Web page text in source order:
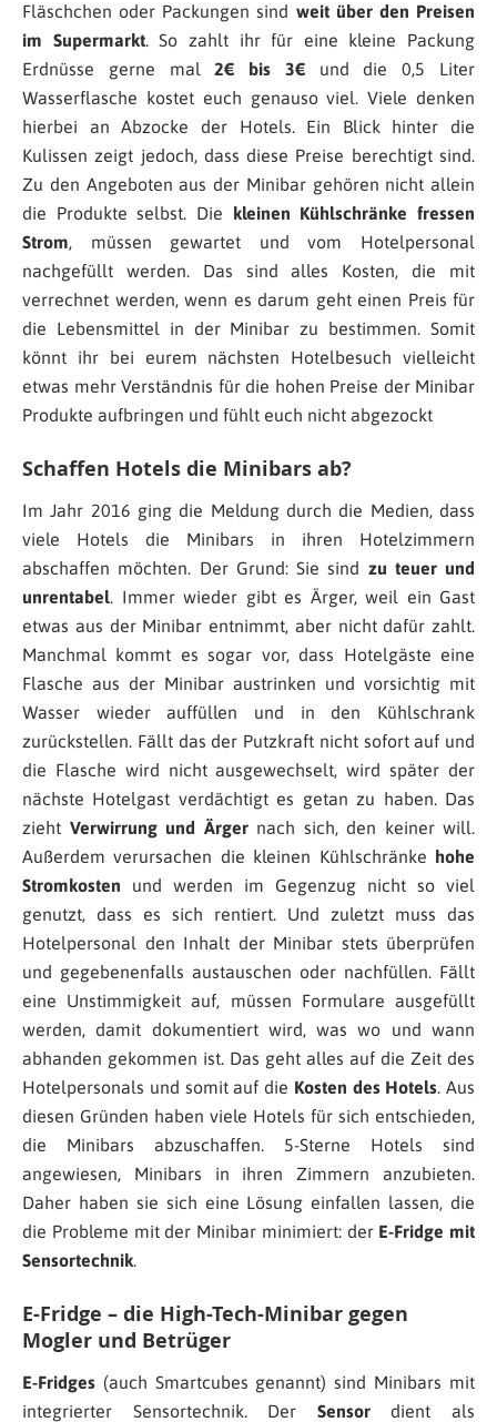
Fläschchen oder Packungen sind weit über den Preisen
im Supermarkt. So zahlt ihr für eine kleine Packung
Erdnüsse gerne mal2€ bis 3€und die 0,5 Liter
Wasserflasche kostet euch genauso viel. Viele denken
hierbei an Abzocke der Hotels. Ein Blick hinter die
Kulissen zeigt jedoch, dass diese Preise berechtigt sind.
Zu den Angeboten aus der Minibar gehören nicht allein
die Produkte selbst. Die
kleinen Kühlschränke fressen
Strom, müssen gewartet und vom Hotelpersonal
nachgefüllt werden. Das sind alles Kosten, die mit
verrechnet werden, wenn es darum geht einen Preis für
die Lebensmittel in der Minibar zu bestimmen. Somit
könnt ihr bei eurem nächsten Hotelbesuch vielleicht
etwas mehr Verständnis für die hohen Preise der Minibar
Produkte aufbringen und fühlt euch nicht abgezockt
Schaffen Hotels die Minibars ab?
Im Jahr 2016 ging die Meldung durch die Medien, dass
viele Hotels die Minibars in ihren Hotelzimmern
abschaffen möchten. Der Grund: Sie sind zu teuer und
unrentabel. Immer wieder gibt es Ärger, weil ein Gast
etwas aus der Minibar entnimmt, aber nicht dafür zahlt.
Manchmal kommt es sogar vor, dass Hotelgäste eine
Flasche aus der Minibar austrinken und vorsichtig mit
Wasser wieder auffüllen und in den Kühlschrank
zurückstellen. Fällt das der Putzkraft nicht sofort auf und
die Flasche wird nicht ausgewechselt, wird später der
nächste Hotelgast verdächtigt es getan zu haben. Das
zieht Verwirrung und Ärgernach sich, den keiner will.
Außerdem verursachen die kleinen Kühlschränke
hohe
Stromkosten und werden im Gegenzug nicht so viel
genutzt, dass es sich rentiert. Und zuletzt muss das
Hotelpersonal den Inhalt der Minibar stets überprüfen
und gegebenenfalls austauschen oder nachfüllen. Fällt
eine Unstimmigkeit auf, müssen Formulare ausgefüllt
werden, damit dokumentiert wird, was wo und wann
abhanden gekommen ist. Das geht alles auf die Zeit des
Hotelpersonals und somit auf die Kosten des Hotels. Aus
diesen Gründen haben viele Hotels für sich entschieden,
die Minibars abzuschaffen. 5-Sterne Hotels sind
angewiesen, Minibars in ihren Zimmern anzubieten.
Daher haben sie sich eine Lösung einfallen lassen, die
die Probleme mit der Minibar minimiert: der E-Fridge mit
Sensortechnik.
E-Fridge – die High-Tech-Minibar gegen
Mogler und Betrüger
E-Fridges (auch Smartcubes genannt) sind Minibars mit
integrierter Sensortechnik. Der Sensordient als